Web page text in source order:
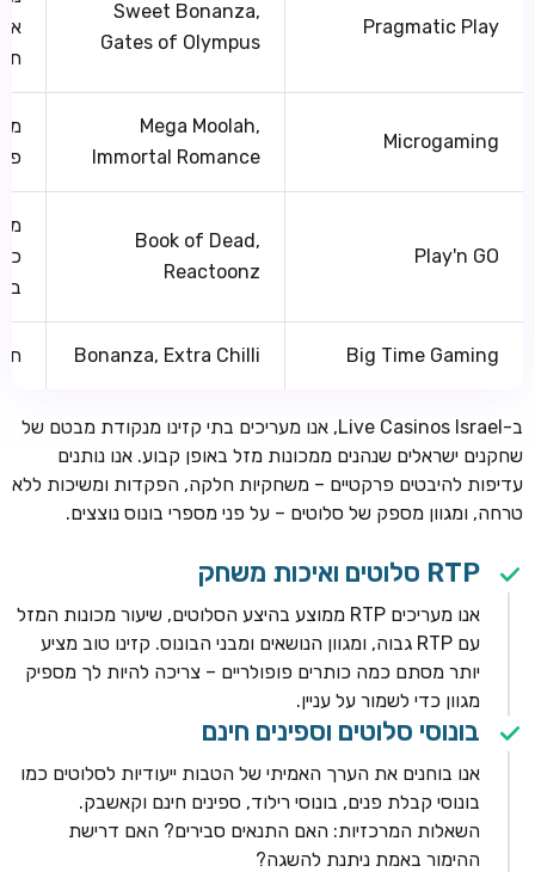
Pragmatic Play
Sweet Bonanza,
Gates of Olympus
Microgaming
Mega Moolah,
Immortal Romance
Play'n GO
Book of Dead,
Reactoonz
Big Time Gaming
Bonanza, Extra Chilli
ב-Live Casinos Israel, אנו מעריכים בתי קזינו מנקודת מבטם של
שחקנים ישראלים שנהנים ממכונות מזל באופן קבוע. אנו נותנים
עדיפות להיבטים פרקטיים – משחקיות חלקה, הפקדות ומשיכות ללא
טרחה, ומגוון מספק של סלוטים – על פני מספרי בונוס נוצצים.
RTP סלוטים ואיכות משחק
אנו מעריכים RTP ממוצע בהיצע הסלוטים, שיעור מכונות המזל
עם RTP גבוה, ומגוון הנושאים ומבני הבונוס. קזינו טוב מציע
יותר מסתם כמה כותרים פופולריים – צריכה להיות לך מספיק
מגוון כדי לשמור על עניין.
בונוסי סלוטים וספינים חינם
אנו בוחנים את הערך האמיתי של הטבות ייעודיות לסלוטים כמו
בונוסי קבלת פנים, בונוסי רילוד, ספינים חינם וקאשבק.
השאלות המרכזיות: האם התנאים סבירים? האם דרישת
ההימור באמת ניתנת להשגה?